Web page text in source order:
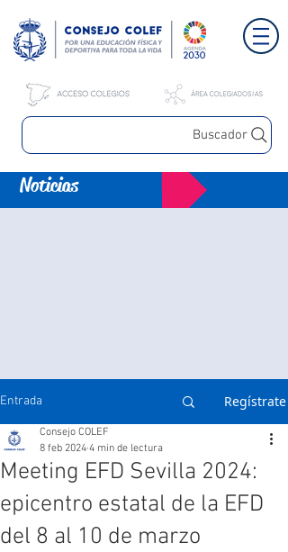
Buscador
Noticias
Entrada Regístrate
Meeting EFD Sevilla 2024:
epicentro estatal de la EFD
del 8 al 10 de marzo
Consejo COLEF
8 feb 2024 4 min de lectura